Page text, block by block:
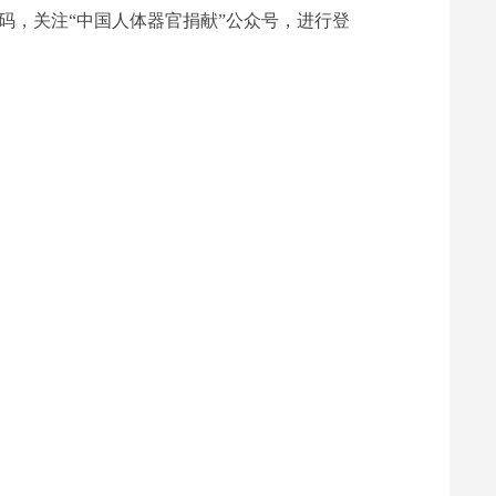
，关注“中国人体器官捐献”公众号，进行登